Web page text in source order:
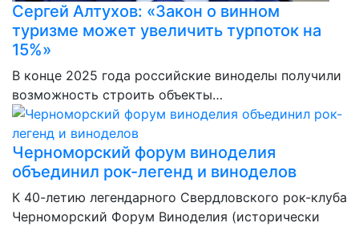
Сергей Алтухов: «Закон о винном
туризме может увеличить турпоток на
15%»
В конце 2025 года российские виноделы получили
возможность строить объекты…
Черноморский форум виноделия
объединил рок-легенд и виноделов
К 40-летию легендарного Свердловского рок-клуба
Черноморский Форум Виноделия (исторически